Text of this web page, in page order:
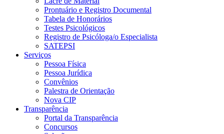
Prontuário e Registro Documental
Tabela de Honorários
Testes Psicológicos
Registro de Psicóloga/o Especialista
SATEPSI
Serviços
Pessoa Física
Pessoa Jurídica
Convênios
Palestra de Orientação
Nova CIP
Transparência
Portal da Transparência
Concursos